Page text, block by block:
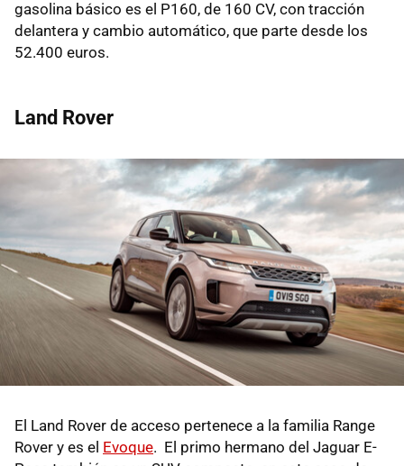
gasolina básico es el P160, de 160 CV, con tracción
delantera y cambio automático, que parte desde los
52.400 euros.
Land Rover
El Land Rover de acceso pertenece a la familia Range
Rover y es el Evoque. El primo hermano del Jaguar E-